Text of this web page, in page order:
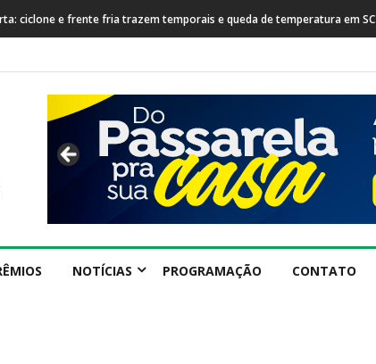
ciclone e frente fria trazem temporais e queda de temperatura em SC
NOTÍCIAS PROGRAMAÇÃO CONTATO